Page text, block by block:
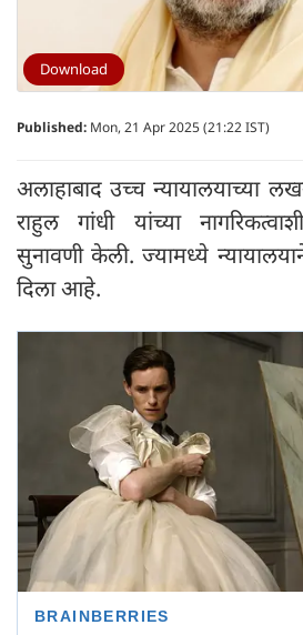
Download
Published: Mon, 21 Apr 2025 (21:22 IST)
अलाहाबाद उच्च न्यायालयाच्या
राहुल गांधी यांच्या
सुनावणी केली. ज्यामध्ये
दिला आहे.